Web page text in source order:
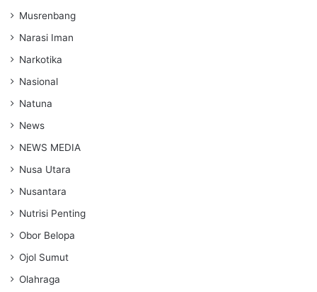
Musrenbang
Narasi Iman
Narkotika
Nasional
Natuna
News
NEWS MEDIA
Nusa Utara
Nusantara
Nutrisi Penting
Obor Belopa
Ojol Sumut
Olahraga